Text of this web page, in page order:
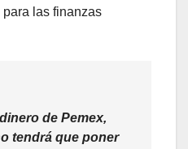
para las finanzas
de Pemex,
tendrá que poner